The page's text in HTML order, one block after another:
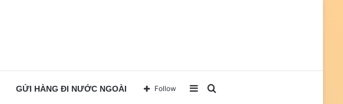
GỬI HÀNG ĐI NƯỚC NGOÀI Sidebar
Follow